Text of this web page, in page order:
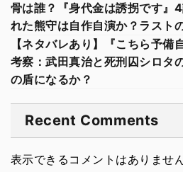
骨は誰？『身代金は誘拐です』
れた熊守は自作自演か？ラスト
【ネタバレあり】『こちら予
考察：武田真治と死刑囚シロタ
の盾になるか？
Recent Comments
表示できるコメントはありません